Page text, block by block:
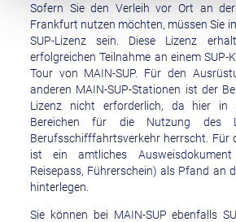
Sofern Sie den Verleih vor Ort an der
Frankfurt nutzen möchten, müssen Sie
SUP-Lizenz sein. Diese Lizenz
erfolgreichen Teilnahme an einem SUP-
Tour von MAIN-SUP. Für den
anderen MAIN-SUP-Stationen ist der
Lizenz nicht erforderlich, da hier in
Bereichen für die Nutzung des
Berufsschifffahrtsverkehr herrscht. Für
ist ein amtliches Ausweisdokument
Reisepass, Führerschein) als Pfand an
hinterlegen.
Sie können bei MAIN-SUP ebenfalls